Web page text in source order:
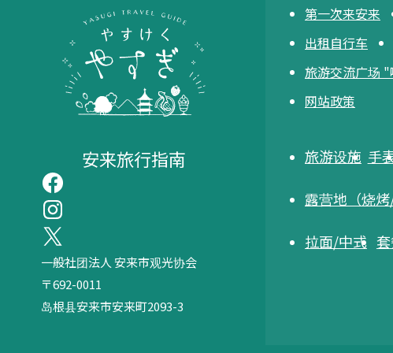
安来旅行指南
一般社团法人 安来市观光协会
〒692-0011
岛根县安来市安来町2093-3
第一次来安来
出租自行车
旅游交流广场
网站政策
旅游设施 手
露营地（烧烤
拉面/中式